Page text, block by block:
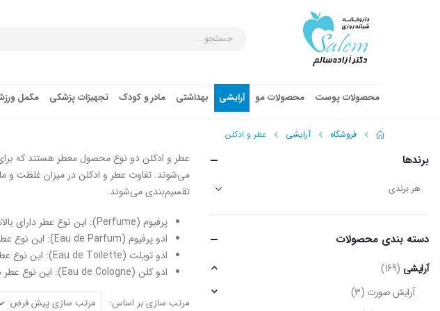
محصولات پوست محصولات مو آرایشی بهداشتی مادر و کودک تجهیزات پزشکی مکمل
فروشگاه آرایشی عطر و ادکلن
عطر و ادکلن دو نوع محصول معطر هستند که
می‌شوند. تفاوت عطر و ادکلن در میزان غلظت و
تقسیم‌بندی می‌شوند.
پرفیوم (Perfume): این نوع عطر دارای بالاترین غلظت و ماندگاری است.
ادو پرفیوم (Eau de Parfum): این نوع عطر دارای غلظت و ماندگاری کمتری نسبت به پرفیوم است.
ادو تویلت (Eau de Toilette): این نوع عطر دارای غلظت و ماندگاری کمتری نسبت به ادو پرفیوم است.
ادو کلن (Eau de Cologne): این نوع عطر دارای کمترین غلظت و ماندگاری است.
مرتب سازی بر اساس:
برندها
دسته‌ بندی محصولات
آرایشی (169)
آرایش صورت (3)